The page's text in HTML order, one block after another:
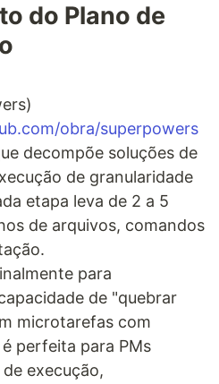
do Plano de
obra/superpowers
decompõe soluções de
de granularidade
etapa leva de 2 a 5
de arquivos, comandos
para
de "quebrar
microtarefas com
perfeita para PMs
execução,